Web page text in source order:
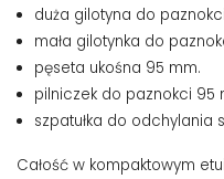
duża gilotyna do
mała gilotynka do
pęseta ukośna 95 mm.
pilniczek do paznokci 95
szpatułka do odchylania
Całość w kompaktowym